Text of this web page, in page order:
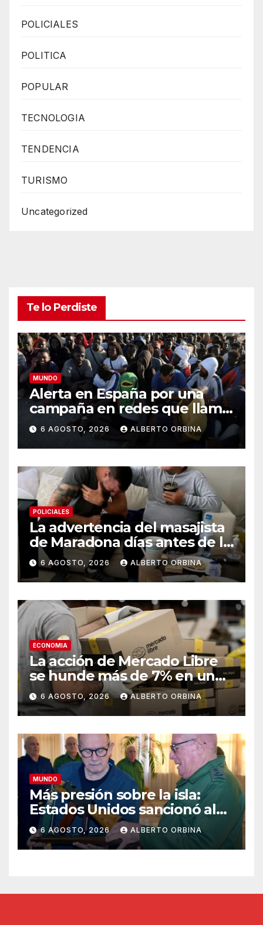
POLICIALES
POLITICA
POPULAR
TECNOLOGIA
TENDENCIA
TURISMO
Uncategorized
Te lo Perdiste
MUNDO
Alerta en España por una
campaña en redes que llama
a entrar de nuevo en Ceuta:
“Nos vemos todos el 15”
6 AGOSTO, 2026 ALBERTO ORBINA
POLICIALES
La advertencia del masajista
de Maradona días antes de la
muerte: “Tenía los ojos
hinchados como una teta”
6 AGOSTO, 2026 ALBERTO ORBINA
ECONOMIA
La acción de Mercado Libre
se hunde más de 7% en un
día rojo para los papeles
argentinos en Wall Street
6 AGOSTO, 2026 ALBERTO ORBINA
MUNDO
Más presión sobre la isla:
Estados Unidos sancionó al
ministro de las Fuerzas
Armadas y a la cúpula de la
industria militar de Cuba
6 AGOSTO, 2026 ALBERTO ORBINA